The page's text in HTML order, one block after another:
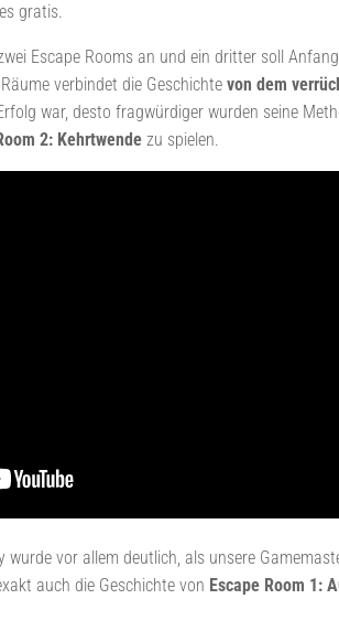
gratis.
Escape Rooms an und ein dritter soll
verbindet die Geschichte von dem
war, desto fragwürdiger wurden seine
2: Kehrtwende zu spielen.
wurde vor allem deutlich, als unsere
auch die Geschichte von Escape Room 1: